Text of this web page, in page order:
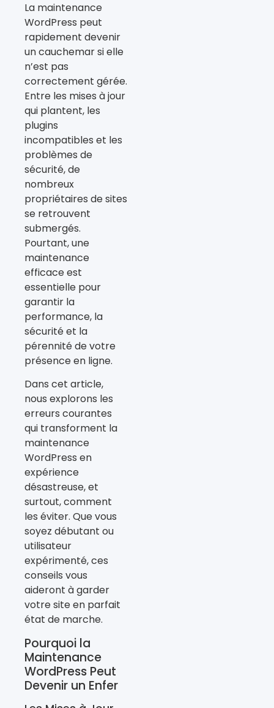
La maintenance
WordPress peut
rapidement devenir
un cauchemar si elle
n’est pas
correctement gérée.
Entre les mises à jour
qui plantent, les
plugins
incompatibles et les
problèmes de
sécurité, de
nombreux
propriétaires de sites
se retrouvent
submergés.
Pourtant, une
maintenance
efficace est
essentielle pour
garantir la
performance, la
sécurité et la
pérennité de votre
présence en ligne.
Dans cet article,
nous explorons les
erreurs courantes
qui transforment la
maintenance
WordPress en
expérience
désastreuse, et
surtout, comment
les éviter. Que vous
soyez débutant ou
utilisateur
expérimenté, ces
conseils vous
aideront à garder
votre site en parfait
état de marche.
Pourquoi la
Maintenance
WordPress Peut
Devenir un Enfer